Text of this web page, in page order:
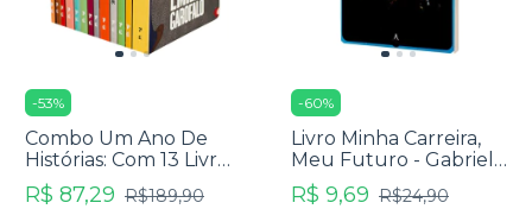
-53%
Combo Um Ano De
Histórias: Com 13 Livros
- Emílio Garofalo
R$ 87,29 R$189,90
-60%
Livro Minha Carreira,
Meu Futuro - Gabriela
Azevedo
R$ 9,69 R$24,90